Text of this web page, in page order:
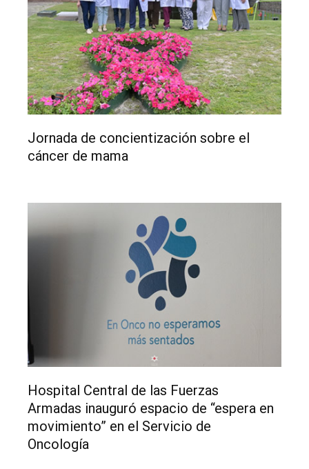
Jornada de concientización sobre el
cáncer de mama
Hospital Central de las Fuerzas
Armadas inauguró espacio de “espera en
movimiento” en el Servicio de
Oncología